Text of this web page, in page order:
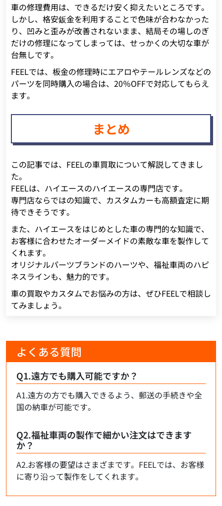
車の修理費用は、できるだけ安く抑えたいところです。
しかし、格安鈑金を利用することで色味が合わなかった
り、凹みと歪みが改善されないまま、結局その場しのぎ
だけの修理になってしまっては、せっかくの大切な車が
台無しです。
FEELでは、板金の修理時にエアロやテールレンズなどの
パーツを同時購入の場合は、20％OFFで対応してもらえ
ます。
まとめ
この記事では、FEELの車買取について解説してきまし
た。
FEELは、ハイエースのハイエースの専門店です。
専門店ならではの知識で、カスタムカーも高額査定に期
待できそうです。
また、ハイエースをはじめとした車の専門的な知識で、
お客様に合わせたオーダーメイドの素敵な車を製作して
くれます。
オリジナルパーツブランドのハーツや、福祉車両のハピ
ネスラインも、魅力的です。
車の買取やカスタムでお悩みの方は、ぜひFEELで相談し
てみましょう。
よくある質問
Q1.遠方でも購入可能ですか？
A1.遠方の方でも購入できるよう、郵送の手続きや全
国の納車が可能です。
Q2.福祉車両の製作で細かい注文はできます
か？
A2.お客様の要望はさまざまです。FEELでは、お客様
に寄り沿って製作をしてくれます。